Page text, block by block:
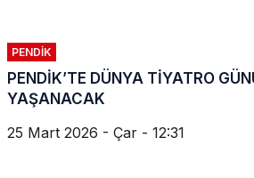
PENDIK
PENDİK’TE DÜNYA TİYATRO
YAŞANACAK
25 Mart 2026 - Çar - 12:31